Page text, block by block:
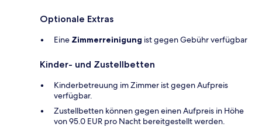
Optionale Extras
Eine Zimmerreinigung ist gegen Gebühr verfügbar
Kinder- und Zustellbetten
Kinderbetreuung im Zimmer ist gegen Aufpreis
verfügbar.
Zustellbetten können gegen einen Aufpreis in Höhe
von 95.0 EUR pro Nacht bereitgestellt werden.